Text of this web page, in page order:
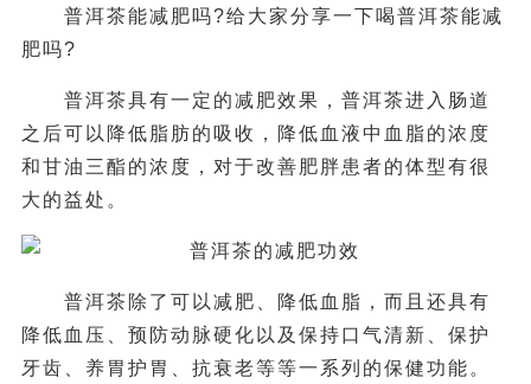
普洱茶能减肥吗?给大家分享一下喝普洱茶能减
肥吗?
普洱茶具有一定的减肥效果，普洱茶进入肠道
之后可以降低脂肪的吸收，降低血液中血脂的浓度
和甘油三酯的浓度，对于改善肥胖患者的体型有很
大的益处。
普洱茶除了可以减肥、降低血脂，而且还具有
降低血压、预防动脉硬化以及保持口气清新、保护
牙齿、养胃护胃、抗衰老等等一系列的保健功能。